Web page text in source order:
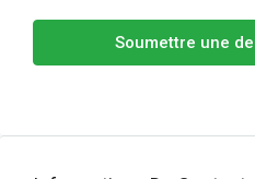
Soumettre une